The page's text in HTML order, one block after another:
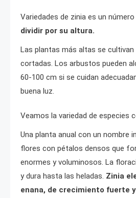
Variedades de zinia es un
dividir por su altura.
Las plantas más altas se
cortadas. Los arbustos pueden
60-100 cm si se cuidan
buena luz.
Veamos la variedad de especies
Una planta anual con un nombre
flores con pétalos densos que
enormes y voluminosos. La
y dura hasta las heladas. Zinia
enana, de crecimiento fuerte